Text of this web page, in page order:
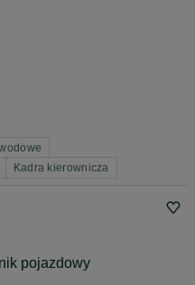
Kadra kierownicza
pojazdowy